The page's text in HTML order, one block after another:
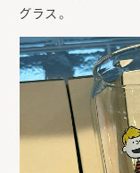
グラス。